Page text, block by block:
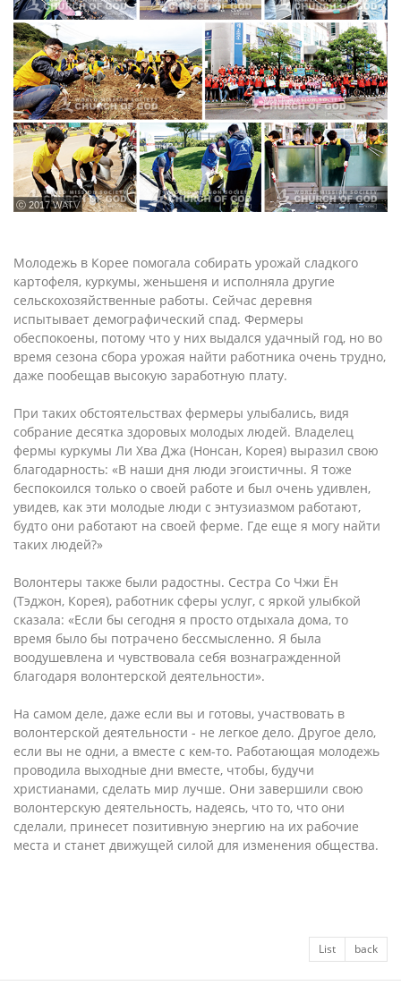
ⓒ 2017 WATV
Молодежь в Корее помогала собирать урожай сладкого
картофеля, куркумы, женьшеня и исполняла другие
сельскохозяйственные работы. Сейчас деревня
испытывает демографический спад. Фермеры
обеспокоены, потому что у них выдался удачный год, но во
время сезона сбора урожая найти работника очень трудно,
даже пообещав высокую заработную плату.
При таких обстоятельствах фермеры улыбались, видя
собрание десятка здоровых молодых людей. Владелец
фермы куркумы Ли Хва Джа (Нонсан, Корея) выразил свою
благодарность: «В наши дня люди эгоистичны. Я тоже
беспокоился только о своей работе и был очень удивлен,
увидев, как эти молодые люди с энтузиазмом работают,
будто они работают на своей ферме. Где еще я могу найти
таких людей?»
Волонтеры также были радостны. Сестра Со Чжи Ён
(Тэджон, Корея), работник сферы услуг, с яркой улыбкой
сказала: «Если бы сегодня я просто отдыхала дома, то
время было бы потрачено бессмысленно. Я была
воодушевлена и чувствовала себя вознагражденной
благодаря волонтерской деятельности».
На самом деле, даже если вы и готовы, участвовать в
волонтерской деятельности - не легкое дело. Другое дело,
если вы не одни, а вместе с кем-то. Работающая молодежь
проводила выходные дни вместе, чтобы, будучи
христианами, сделать мир лучше. Они завершили свою
волонтерскую деятельность, надеясь, что то, что они
сделали, принесет позитивную энергию на их рабочие
места и станет движущей силой для изменения общества.
List back